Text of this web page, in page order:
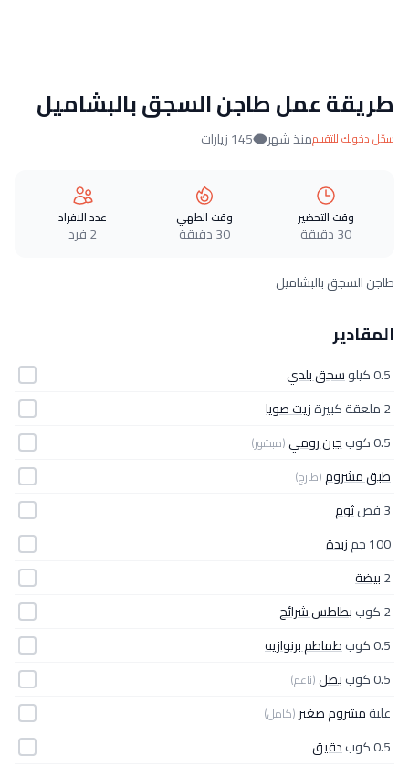
طريقة عمل طاجن السجق بالبشاميل
سجّل دخولك للتقييممنذ شهر 145 زيارات
وقت التحضير
30 دقيقة
وقت الطهي
30 دقيقة
عدد الافراد
2 فرد
طاجن السجق بالبشاميل
المقادير
0.5 كيلو
سجق بلدي
2 ملعقة كبيرة
زيت صويا
0.5 كوب
جبن رومي (مبشور)
طبق مشروم(طازج)
3 فص
ثوم
100 جم
زبدة
2بيضة
2 كوب
بطاطس شرائح
0.5 كوب
طماطم برنوازيه
0.5 كوب
بصل(ناعم)
علبةمشروم صغير (كامل)
0.5 كوب
دقيق